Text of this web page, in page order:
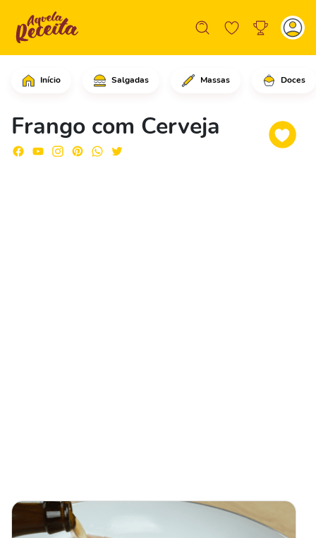
Início Salgadas Massas Doces
Frango com Cerveja
Comece cortando um peito de